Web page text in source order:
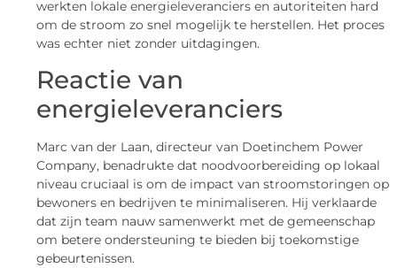
werkten lokale energieleveranciers en autoriteiten hard
om de stroom zo snel mogelijk te herstellen. Het proces
was echter niet zonder uitdagingen.
Reactie van
energieleveranciers
Marc van der Laan, directeur van Doetinchem Power
Company, benadrukte dat noodvoorbereiding op lokaal
niveau cruciaal is om de impact van stroomstoringen op
bewoners en bedrijven te minimaliseren. Hij verklaarde
dat zijn team nauw samenwerkt met de gemeenschap
om betere ondersteuning te bieden bij toekomstige
gebeurtenissen.